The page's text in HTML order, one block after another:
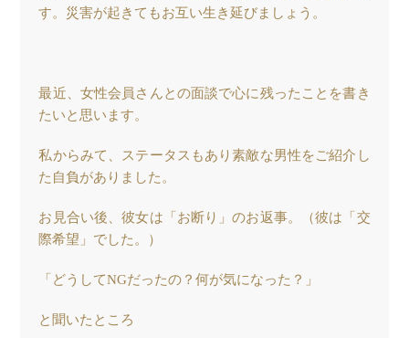
す。災害が起きてもお互い生き延びましょう。
最近、女性会員さんとの面談で心に残ったことを書き
たいと思います。
私からみて、ステータスもあり素敵な男性をご紹介し
た自負がありました。
お見合い後、彼女は「お断り」のお返事。（彼は「交
際希望」でした。）
「どうしてNGだったの？何が気になった？」
と聞いたところ